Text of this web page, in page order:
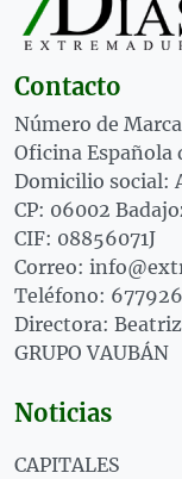
Contacto
Número de
Oficina Española
Domicilio social:
CP: 06002
CIF: 08856071J
Correo:
Teléfono:
Directora:
GRUPO VAUBÁN
Noticias
CAPITALES